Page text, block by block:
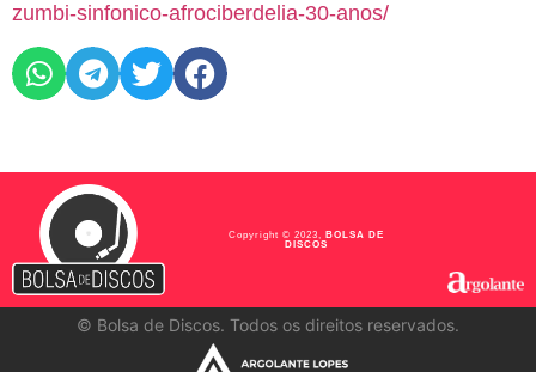
zumbi-sinfonico-afrociberdelia-30-anos/
Copyright © 2023,BOLSA DE
DISCOS
© Bolsa de Discos. Todos os direitos reservados.